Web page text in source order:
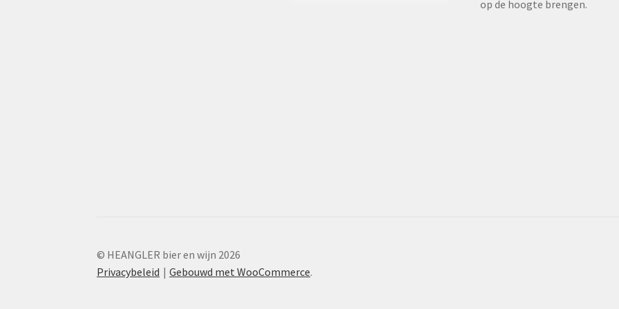
op de hoogte brengen.
© HEANGLER bier en wijn 2026
Privacybeleid
Gebouwd met WooCommerce.